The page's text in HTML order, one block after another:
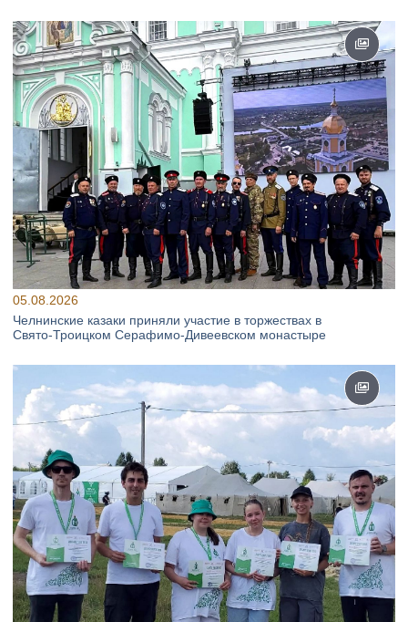
05.08.2026
Челнинские казаки приняли участие в торжествах в
Свято‑Троицком Серафимо‑Дивеевском монастыре